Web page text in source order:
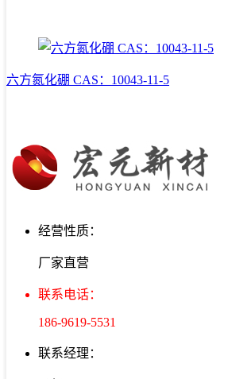
六方氮化硼 CAS：10043-11-5
经营性质：
厂家直营
联系电话：
186-9619-5531
联系经理：